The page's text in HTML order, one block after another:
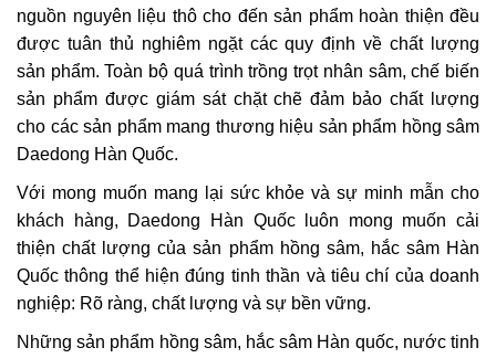
nguồn nguyên liệu thô cho đến sản phẩm hoàn thiện đều
được tuân thủ nghiêm ngặt các quy định về chất lượng
sản phẩm. Toàn bộ quá trình trồng trọt nhân sâm, chế biến
sản phẩm được giám sát chặt chẽ đảm bảo chất lượng
cho các sản phẩm mang thương hiệu sản phẩm hồng sâm
Daedong Hàn Quốc.
Với mong muốn mang lại sức khỏe và sự minh mẫn cho
khách hàng, Daedong Hàn Quốc luôn mong muốn cải
thiện chất lượng của sản phẩm hồng sâm, hắc sâm Hàn
Quốc thông thể hiện đúng tinh thần và tiêu chí của doanh
nghiệp: Rõ ràng, chất lượng và sự bền vững.
Những sản phẩm hồng sâm, hắc sâm Hàn quốc, nước tinh